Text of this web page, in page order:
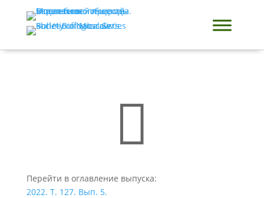

Перейти в оглавление выпуска:
2022. Т. 127. Вып. 5.